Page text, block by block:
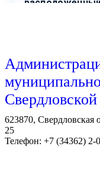
623870, Свердловская
25
Телефон: +7 (34362) 2-